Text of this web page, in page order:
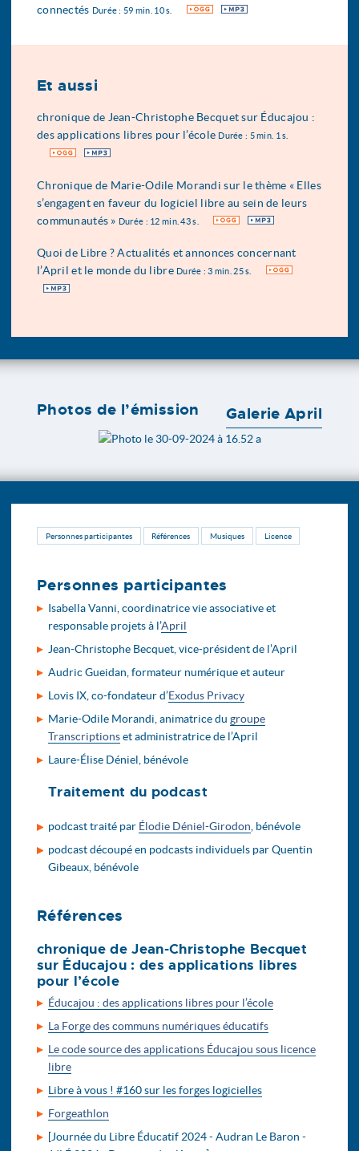
connectés Durée : 59 min. 10 s. OGG MP3
Et aussi
chronique de Jean-Christophe Becquet sur Éducajou :
des applications libres pour l’école Durée : 5 min. 1 s.
OGG MP3
Chronique de Marie-Odile Morandi sur le thème « Elles
s’engagent en faveur du logiciel libre au sein de leurs
communautés » Durée : 12 min. 43 s. OGG MP3
Quoi de Libre ? Actualités et annonces concernant
l’April et le monde du libre Durée : 3 min. 25 s. OGG
MP3
Photos de l’émission Galerie April
Personnes participantes Références Musiques Licence
Personnes participantes
Isabella Vanni, coordinatrice vie associative et
responsable projets à l’April
Jean-Christophe Becquet, vice-président de l’April
Audric Gueidan, formateur numérique et auteur
Lovis IX, co-fondateur d’Exodus Privacy
Marie-Odile Morandi, animatrice du groupe
Transcriptionset administratrice de l’April
Laure-Élise Déniel, bénévole
Traitement du podcast
podcast traité par Élodie Déniel-Girodon , bénévole
podcast découpé en podcasts individuels par Quentin
Gibeaux, bénévole
Références
chronique de Jean-Christophe Becquet
sur Éducajou : des applications libres
pour l’école
Éducajou : des applications libres pour l’école
La Forge des communs numériques éducatifs
Le code source des applications Éducajou sous licence
libre
Libre à vous ! #160 sur les forges logicielles
Forgeathlon
[Journée du Libre Éducatif 2024 - Audran Le Baron -